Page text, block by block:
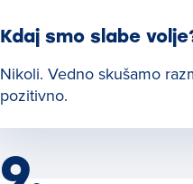
Kdaj smo slabe
Nikoli. Vedno skušamo
pozitivno.